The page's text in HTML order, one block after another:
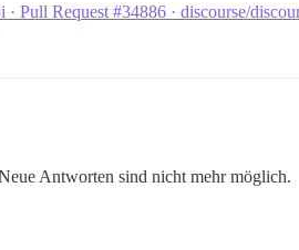
Pull Request #34886 · discourse/
Antworten sind nicht mehr möglich.